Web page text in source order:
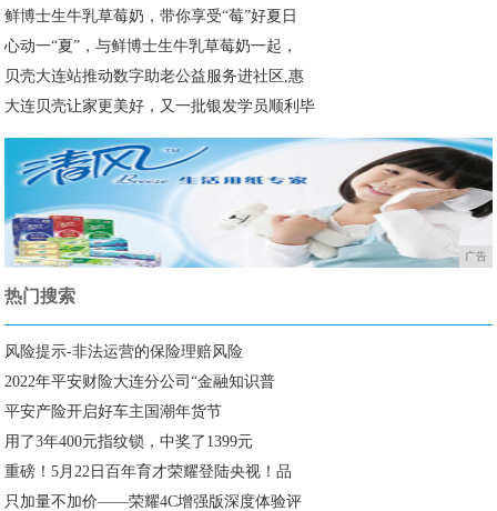
鲜博士生牛乳草莓奶，带你享受“莓”好夏日
心动一“夏”，与鲜博士生牛乳草莓奶一起，
贝壳大连站推动数字助老公益服务进社区,惠
大连贝壳让家更美好，又一批银发学员顺利毕
广告
热门搜索
风险提示-非法运营的保险理赔风险
2022年平安财险大连分公司“金融知识普
平安产险开启好车主国潮年货节
用了3年400元指纹锁，中奖了1399元
重磅！5月22日百年育才荣耀登陆央视！品
只加量不加价——荣耀4C增强版深度体验评